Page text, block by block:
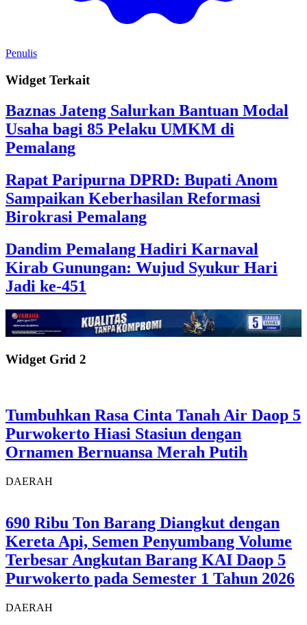
Penulis
Widget Terkait
Baznas Jateng Salurkan Bantuan Modal
Usaha bagi 85 Pelaku UMKM di
Pemalang
Rapat Paripurna DPRD: Bupati Anom
Sampaikan Keberhasilan Reformasi
Birokrasi Pemalang
Dandim Pemalang Hadiri Karnaval
Kirab Gunungan: Wujud Syukur Hari
Jadi ke-451
Widget Grid 2
Tumbuhkan Rasa Cinta Tanah Air Daop 5
Purwokerto Hiasi Stasiun dengan
Ornamen Bernuansa Merah Putih
DAERAH
690 Ribu Ton Barang Diangkut dengan
Kereta Api, Semen Penyumbang Volume
Terbesar Angkutan Barang KAI Daop 5
Purwokerto pada Semester 1 Tahun 2026
DAERAH